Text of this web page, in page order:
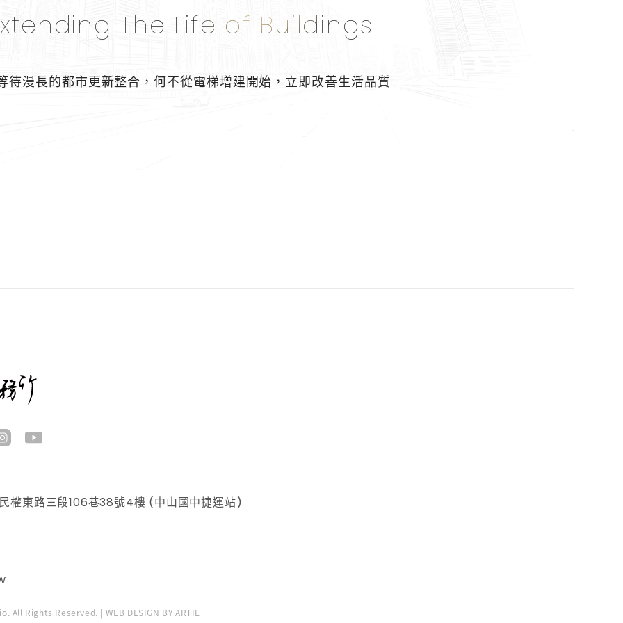
The Life of Buildings
待漫長的都市更新整合， 何不從電梯增建開始， 立即改善生活品質
權東路三段106巷38號4樓 (中山國中捷運站)
All Rights Reserved. | WEB DESIGN BY ARTIE